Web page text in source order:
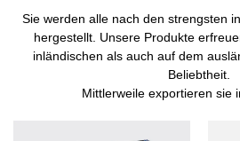
Sie werden alle nach den strengsten
hergestellt. Unsere Produkte
inländischen als auch auf dem
Beliebtheit.
Mittlerweile exportieren sie